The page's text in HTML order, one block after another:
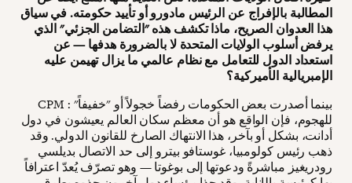
المطالبة بالإفراج عن الرئيس مادورو أو تأييد حكومته. في سياق
هذا العدوان الصريح، ماذا تكشف هذه "التضامن الجزئي" الذي
يرفض أسلوب الولايات المتحدة لا بالضرورة هدفها — عن
استعداد الدول للتعامل مع نظام عالمي ما يزال تهيمن عليه
الإمبريالية الأميركية؟
CPM : بينما أصدرت بعض الحكومات رفضاً خجولاً أو "خفيفاً"
للهجوم، فإن الواقع هو أن معظم سكان العالم يعيشون في دول
أدانت، بشكل أو بآخر، هذا الانتهاك الصارخ للقانون الدولي. وقد
ذهب رئيس كولومبيا، غوستافو بيترو إلى حد الاتصال بديلسي
رودريغيز مباشرةً ودعوتها إلى بوغوتا — وهو تصرّف يُعدّ اعترافاً